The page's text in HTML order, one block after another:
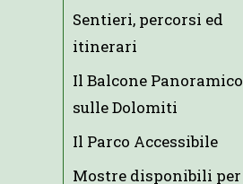
Sentieri, percorsi ed
itinerari
Il Balcone Panoramico
sulle Dolomiti
Il Parco Accessibile
Mostre disponibili per